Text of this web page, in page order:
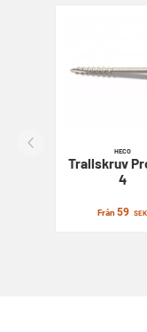
HECO
Trallskruv
4
Från59 SEK